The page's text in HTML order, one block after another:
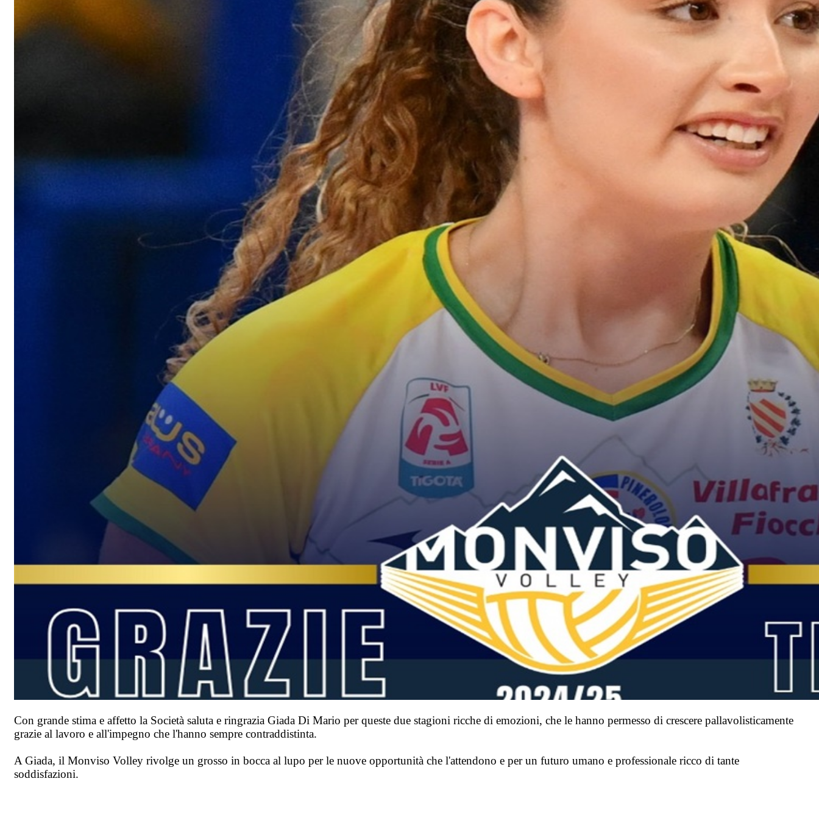
Con grande stima e affetto la Società saluta e ringrazia Giada Di Mario per queste due stagioni ricche di emozioni, che le hanno permesso di crescere pallavolisticamente
grazie al lavoro e all'impegno che l'hanno sempre contraddistinta.
A Giada, il Monviso Volley rivolge un grosso in bocca al lupo per le nuove opportunità che l'attendono e per un futuro umano e professionale ricco di tante
soddisfazioni.